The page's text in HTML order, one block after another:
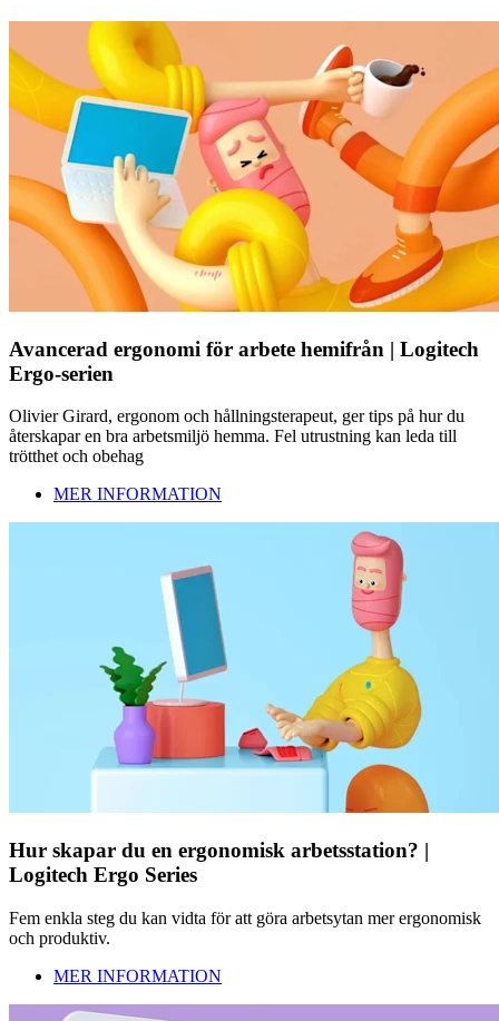
Avancerad ergonomi för arbete hemifrån | Logitech
Ergo-serien
Olivier Girard, ergonom och hållningsterapeut, ger tips på hur du
återskapar en bra arbetsmiljö hemma. Fel utrustning kan leda till
trötthet och obehag
MER INFORMATION
Hur skapar du en ergonomisk arbetsstation? |
Logitech Ergo Series
Fem enkla steg du kan vidta för att göra arbetsytan mer ergonomisk
och produktiv.
MER INFORMATION